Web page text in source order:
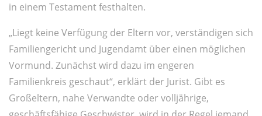
in einem Testament festhalten.
„Liegt keine Verfügung der Eltern vor, verständigen sich
Familiengericht und Jugendamt über einen möglichen
Vormund. Zunächst wird dazu im engeren
Familienkreis geschaut“, erklärt der Jurist. Gibt es
Großeltern, nahe Verwandte oder volljährige,